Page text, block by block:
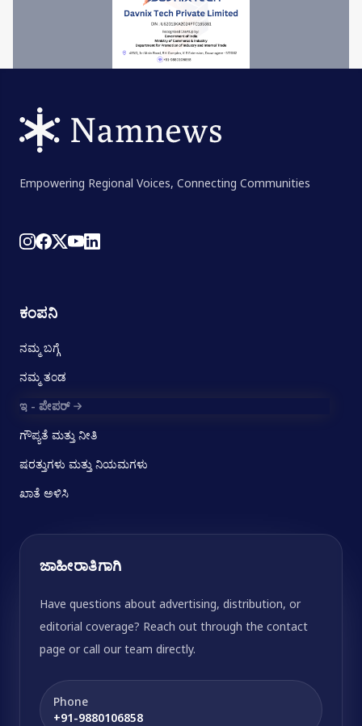
Empowering Regional Voices, Connecting Communities
ಕಂಪನಿ
ನಮ್ಮ ಬಗ್ಗೆ
ನಮ್ಮ ತಂಡ
ಇ - ಪೇಪರ್
ಗೌಪ್ಯತೆ ಮತ್ತು ನೀತಿ
ಷರತ್ತುಗಳು ಮತ್ತು ನಿಯಮಗಳು
ಖಾತೆ ಅಳಿಸಿ
ಜಾಹೀರಾತಿಗಾಗಿ
Have questions about advertising, distribution, or
editorial coverage? Reach out through the contact
page or call our team directly.
Phone
+91-9880106858